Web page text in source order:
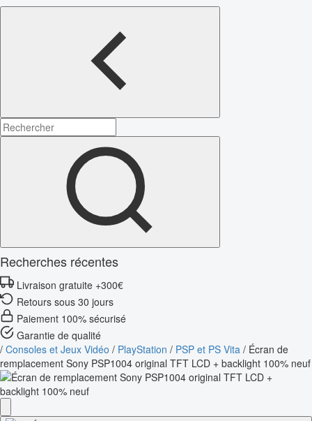
Recherches récentes
Livraison gratuite +300€
Retours sous 30 jours
Paiement 100% sécurisé
Garantie de qualité
/ Consoles et Jeux Vidéo / PlayStation / PSP et PS Vita / Écran de
remplacement Sony PSP1004 original TFT LCD + backlight 100% neuf